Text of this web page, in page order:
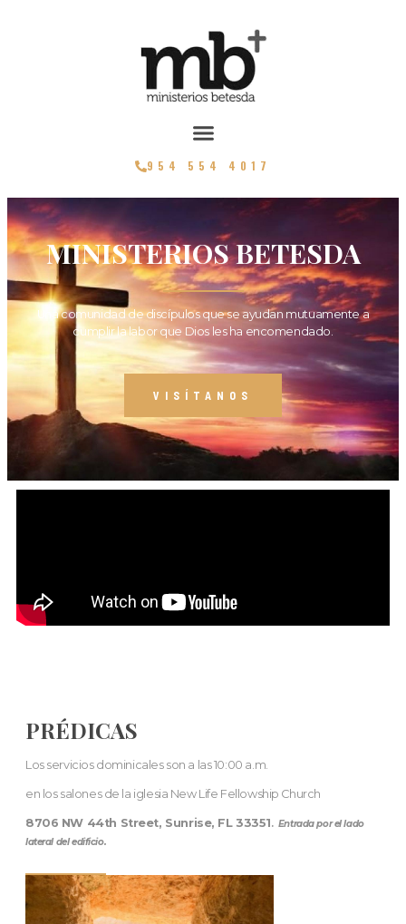
954 554 4017
MINISTERIOS BETESDA
Una comunidad de discípulos que se ayudan mutuamente a
cumplir la labor que Dios les ha encomendado.
VISÍTANOS
PRÉDICAS
Los servicios dominicales son a las 10:00 a.m.
en los salones de la iglesia New Life Fellowship Church
8706 NW 44th Street, Sunrise, FL 33351. Entrada por el lado
lateral del edificio.